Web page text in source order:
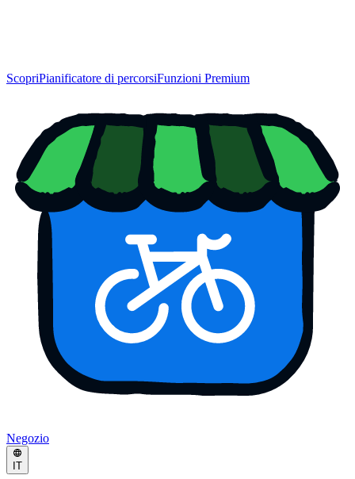
ScopriPianificatore di percorsiFunzioni Premium
Negozio
IT